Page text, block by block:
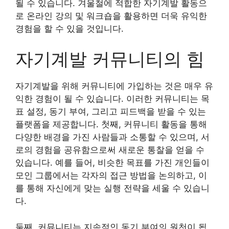
될 수 있습니다. 겨울철에 적합한 자기계발 활동으
로 온라인 강의 및 워크숍을 활용하면 더욱 유익한
경험을 할 수 있을 것입니다.
자기계발 커뮤니티의 힘
자기계발을 위해 커뮤니티에 가입하는 것은 매우 유
익한 경험이 될 수 있습니다. 이러한 커뮤니티는 목
표 설정, 동기 부여, 그리고 피드백을 받을 수 있는
플랫폼을 제공합니다. 첫째, 커뮤니티 활동을 통해
다양한 배경을 가진 사람들과 소통할 수 있으며, 서
로의 경험을 공유함으로써 새로운 통찰을 얻을 수
있습니다. 예를 들어, 비슷한 목표를 가진 개인들이
모인 그룹에서는 각자의 접근 방법을 논의하고, 이
를 통해 자신에게 맞는 실행 전략을 세울 수 있습니
다.
둘째, 커뮤니티는 지속적인 동기 부여의 원천이 됩